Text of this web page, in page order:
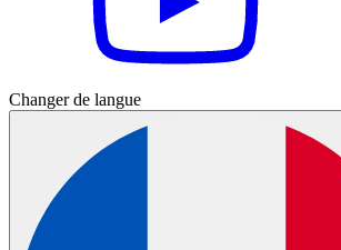
Changer de langue